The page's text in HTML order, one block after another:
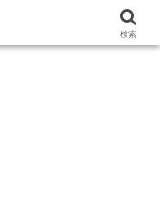
検索